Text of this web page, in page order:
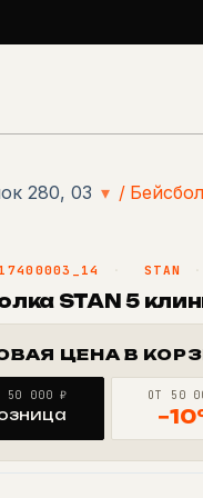
280, 03 ▾ /
17400003_14 · STAN ·
STAN 5
ЦЕНА В
50 000 ₽ ОТ 50